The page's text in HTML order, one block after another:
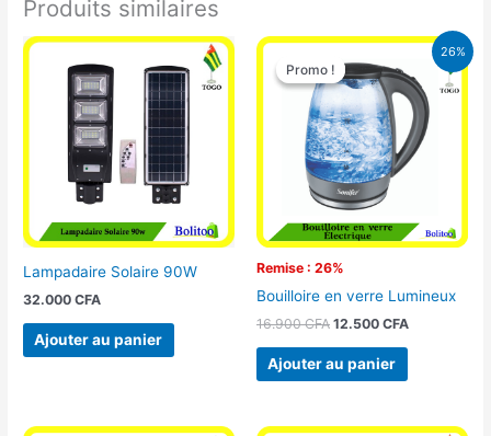
Produits similaires
Lampadaire Solaire 90W
32.000CFA
Ajouter au panier
26%
Promo !
Remise : 26%
Promo !
Bouilloire en verre Lumineux
16.900CFA
Le
prix
initial
16.900 CFA.
12.500 CFA
Le
prix
actuel
est :
12.500 CFA.
Ajouter au panier